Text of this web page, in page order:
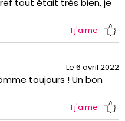
tout était très bien, je
1 j'aime
Le 6 avril 2022
toujours ! Un bon
1 j'aime